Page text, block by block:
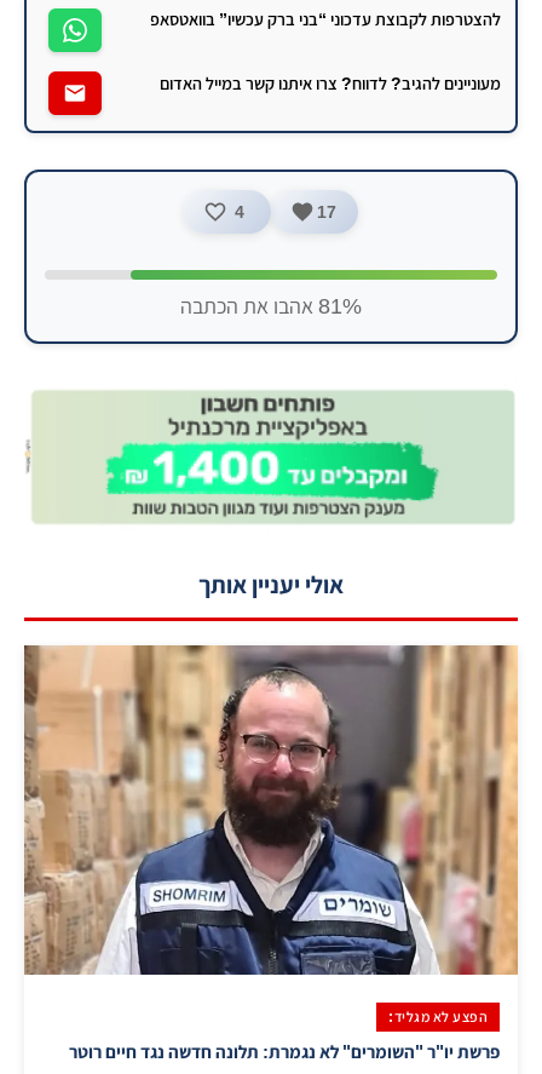
להצטרפות לקבוצת עדכוני “בני ברק עכשיו” בוואטסאפ
מעוניינים להגיב? לדווח? צרו איתנו קשר במייל האדום
17
4
81% אהבו את הכתבה
אולי יעניין אותך
הפצע לא מגליד:
פרשת יו"ר "השומרים" לא נגמרת: תלונה חדשה נגד חיים רוטר